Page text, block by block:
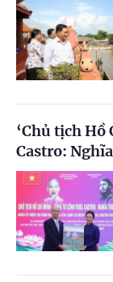
‘Chủ tịch
Castro: